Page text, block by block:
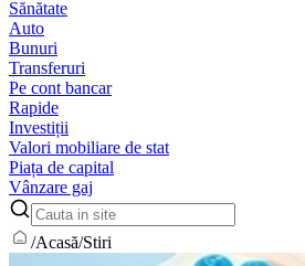
Sănătate
Auto
Bunuri
Transferuri
Pe cont bancar
Rapide
Investiții
Valori mobiliare de stat
Piața de capital
Vânzare gaj
/Acasă/Stiri